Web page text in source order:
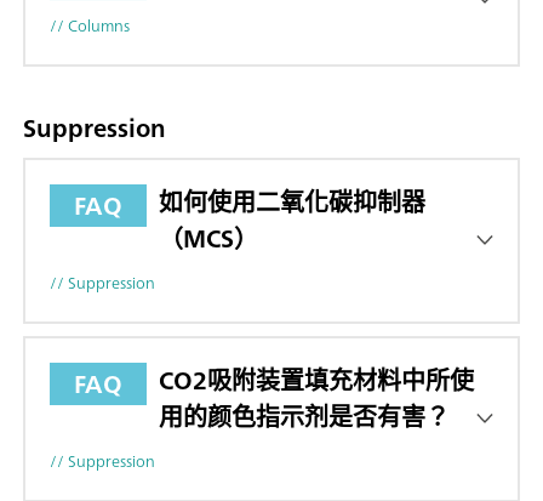
// Columns
Suppression
FAQ
如何使用二氧化碳抑制器
（MCS）
// Suppression
FAQ
CO2吸附装置填充材料中所使
用的颜色指示剂是否有害？
// Suppression